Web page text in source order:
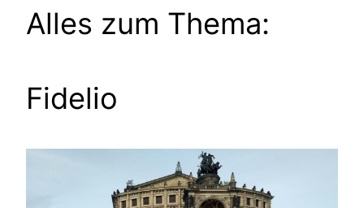
Alles zum Thema:
Fidelio